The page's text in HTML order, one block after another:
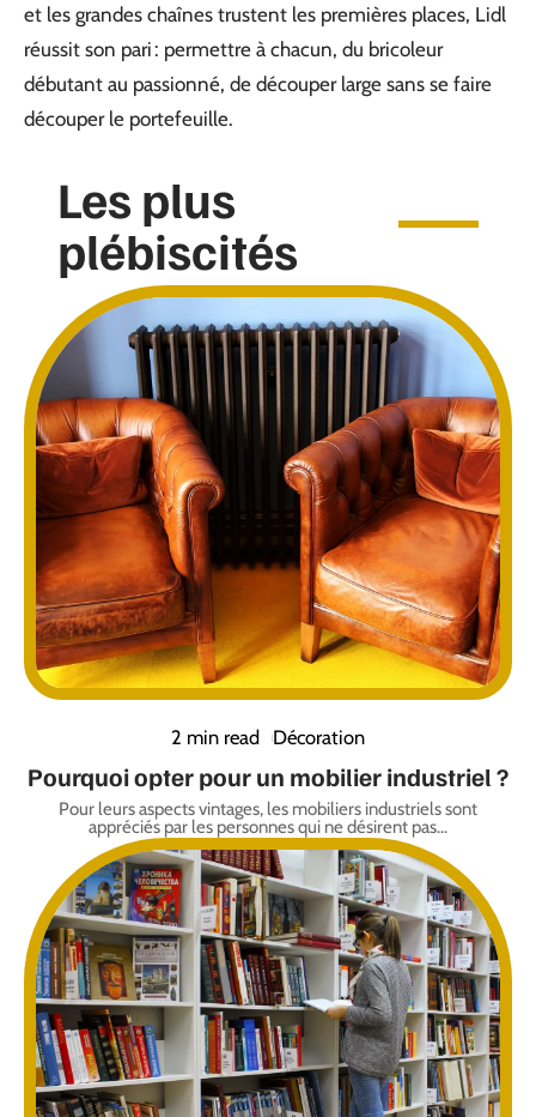
et les grandes chaînes trustent les premières places, Lidl
réussit son pari : permettre à chacun, du bricoleur
débutant au passionné, de découper large sans se faire
découper le portefeuille.
Les plus
plébiscités
2 min read Décoration
Pourquoi opter pour un mobilier industriel ?
Pour leurs aspects vintages, les mobiliers industriels sont
appréciés par les personnes qui ne désirent pas…